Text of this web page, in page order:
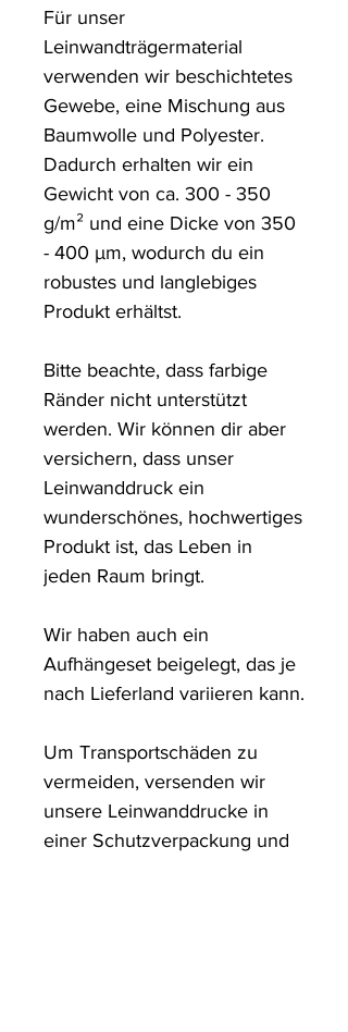
Für unser
Leinwandträgermaterial
verwenden wir beschichtetes
Gewebe, eine Mischung aus
Baumwolle und Polyester.
Dadurch erhalten wir ein
Gewicht von ca. 300 - 350
g/m² und eine Dicke von 350
- 400 µm, wodurch du ein
robustes und langlebiges
Produkt erhältst.
Bitte beachte, dass farbige
Ränder nicht unterstützt
werden. Wir können dir aber
versichern, dass unser
Leinwanddruck ein
wunderschönes, hochwertiges
Produkt ist, das Leben in
jeden Raum bringt.
Wir haben auch ein
Aufhängeset beigelegt, das je
nach Lieferland variieren kann.
Um Transportschäden zu
vermeiden, versenden wir
unsere Leinwanddrucke in
einer Schutzverpackung und